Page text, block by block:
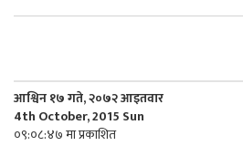
आश्विन १७ गते, २०७२ आइतवार
4th October, 2015 Sun
०९:०८:४७ मा प्रकाशित